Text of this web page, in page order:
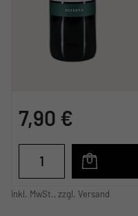
7,90 €
inkl. MwSt., zzgl. Versand